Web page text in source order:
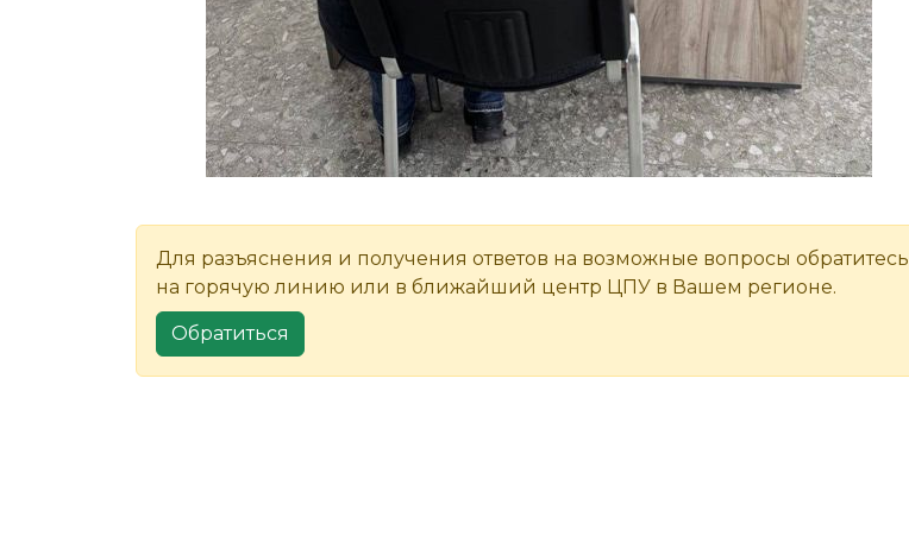
Для разъяснения и получения ответов на возможные вопросы обратитесь
на горячую линию или в ближайший центр ЦПУ в Вашем регионе.
Обратиться